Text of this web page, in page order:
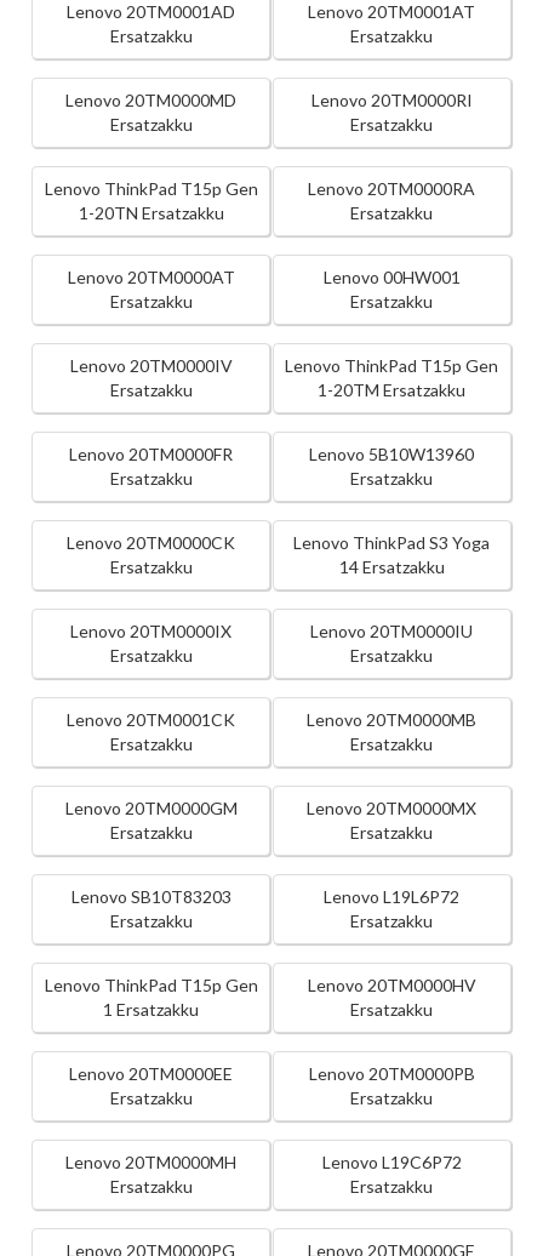
Lenovo 20TM0001AD
Ersatzakku
Lenovo 20TM0001AT
Ersatzakku
Lenovo 20TM0000MD
Ersatzakku
Lenovo 20TM0000RI
Ersatzakku
Lenovo ThinkPad T15p Gen
1-20TN Ersatzakku
Lenovo 20TM0000RA
Ersatzakku
Lenovo 20TM0000AT
Ersatzakku
Lenovo 00HW001
Ersatzakku
Lenovo 20TM0000IV
Ersatzakku
Lenovo ThinkPad T15p Gen
1-20TM Ersatzakku
Lenovo 20TM0000FR
Ersatzakku
Lenovo 5B10W13960
Ersatzakku
Lenovo 20TM0000CK
Ersatzakku
Lenovo ThinkPad S3 Yoga
14 Ersatzakku
Lenovo 20TM0000IX
Ersatzakku
Lenovo 20TM0000IU
Ersatzakku
Lenovo 20TM0001CK
Ersatzakku
Lenovo 20TM0000MB
Ersatzakku
Lenovo 20TM0000GM
Ersatzakku
Lenovo 20TM0000MX
Ersatzakku
Lenovo SB10T83203
Ersatzakku
Lenovo L19L6P72
Ersatzakku
Lenovo ThinkPad T15p Gen
1 Ersatzakku
Lenovo 20TM0000HV
Ersatzakku
Lenovo 20TM0000EE
Ersatzakku
Lenovo 20TM0000PB
Ersatzakku
Lenovo 20TM0000MH
Ersatzakku
Lenovo L19C6P72
Ersatzakku
Lenovo 20TM0000PG
Lenovo 20TM0000GE